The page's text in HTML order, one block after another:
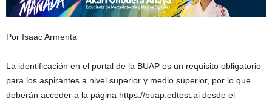
Por Isaac Armenta
La identificación en el portal de la BUAP es un requisito obligatorio
para los aspirantes a nivel superior y medio superior, por lo que
deberán acceder a la página https://buap.edtest.ai desde el